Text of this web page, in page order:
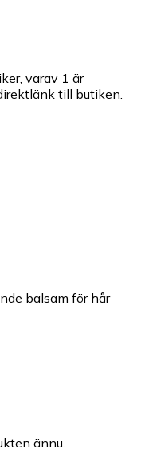
varav 1 är
till butiken.
balsam för hår
ännu.